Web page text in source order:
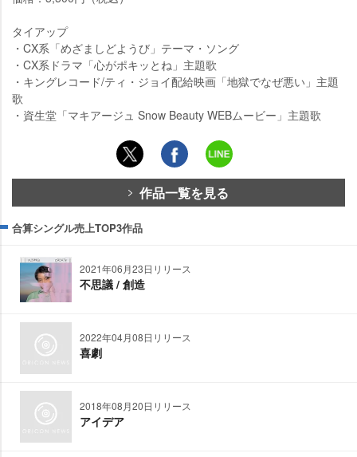
タイアップ
・CX系「めざましどようび」テーマ・ソング
・CX系ドラマ「心がポキッとね」主題歌
・キングレコード/ティ・ジョイ配給映画「地獄でなぜ悪い」主題
歌
・資生堂「マキアージュ Snow Beauty WEBムービー」主題歌
作品一覧を見る
合算シングル売上TOP3作品
2021年06月23日リリース
不思議 / 創造
2022年04月08日リリース
喜劇
2018年08月20日リリース
アイデア